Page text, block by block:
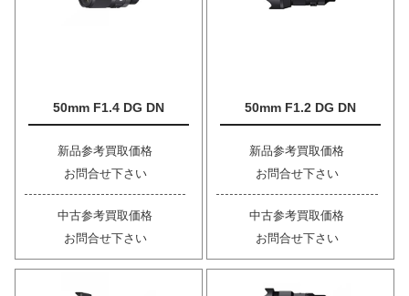
50mm F1.4 DG DN
新品参考買取価格
お問合せ下さい
中古参考買取価格
お問合せ下さい
50mm F1.2 DG DN
新品参考買取価格
お問合せ下さい
中古参考買取価格
お問合せ下さい